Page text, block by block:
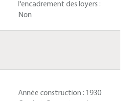
l'encadrement des loyers :
Non
Année construction : 1930